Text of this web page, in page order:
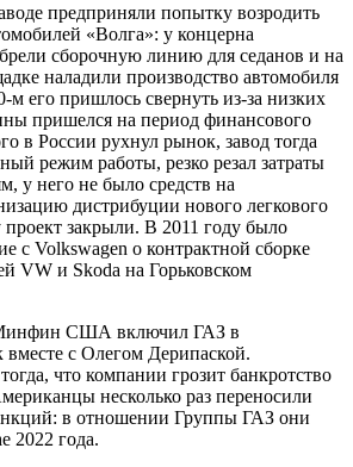
предприняли попытку возродить
«Волга»: у концерна
сборочную линию для седанов и на
наладили производство автомобиля
м его пришлось свернуть из-за низких
пришелся на период финансового
в России рухнул рынок, завод тогда
режим работы, резко резал затраты
у него не было средств на
дистрибуции нового легкового
закрыли. В 2011 году было
с Volkswagen о контрактной сборке
VW и Skoda на Горьковском
США включил ГАЗ в
с Олегом Дерипаской.
что компании грозит банкротство
несколько раз переносили
в отношении Группы ГАЗ они
2022 года.